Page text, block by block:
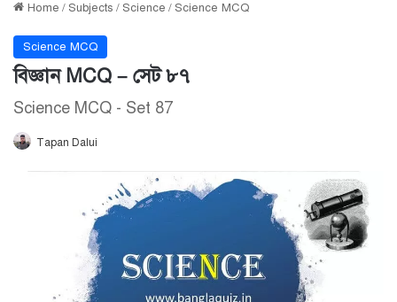
Home / Subjects / Science / Science MCQ
Science MCQ
বিজ্ঞান MCQ – সেট ৮৭
Science MCQ - Set 87
Tapan Dalui